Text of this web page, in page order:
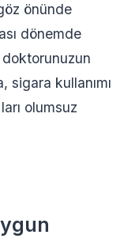
önünde
dönemde
sigara kullanımı
olumsuz